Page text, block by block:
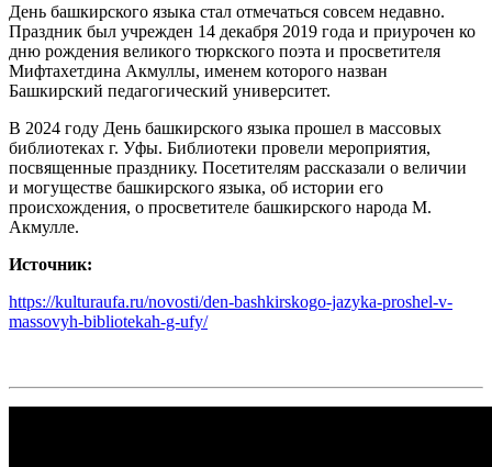
День башкирского языка стал отмечаться совсем недавно.
Праздник был учрежден 14 декабря 2019 года и приурочен ко
дню рождения великого тюркского поэта и просветителя
Мифтахетдина Акмуллы, именем которого назван
Башкирский педагогический университет.
В 2024 году День башкирского языка прошел в массовых
библиотеках г. Уфы. Библиотеки провели мероприятия,
посвященные празднику. Посетителям рассказали о величии
и могуществе башкирского языка, об истории его
происхождения, о просветителе башкирского народа М.
Акмулле.
Источник:
https://kulturaufa.ru/novosti/den-bashkirskogo-jazyka-proshel-v-
massovyh-bibliotekah-g-ufy/